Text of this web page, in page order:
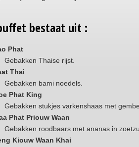
bestaat uit :
Phat
Thaise rijst.
Thai
bami noedels.
Phat King
stukjes varkenshaas met
Phat Priouw Waan
roodbaars met ananas in
Kiouw Waan Khai